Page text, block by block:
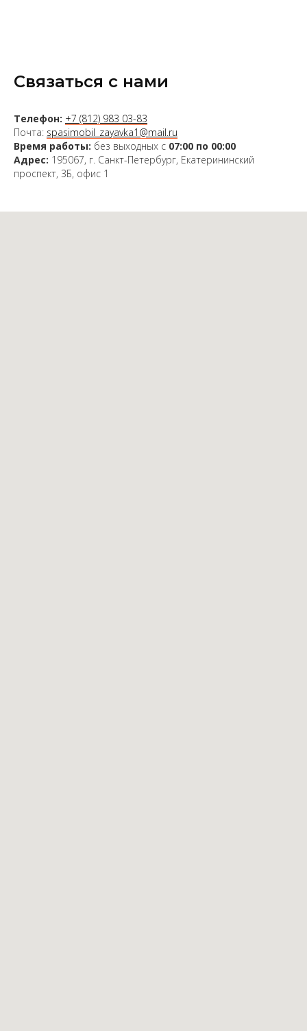
Связаться с нами
Телефон: +7 (812) 983 03-83
Почта: spasimobil_zayavka1@mail.ru
Время работы: без выходных с 07:00 по 00:00
Адрес: 195067, г. Санкт-Петербург, Екатерининский
проспект, 3Б, офис 1